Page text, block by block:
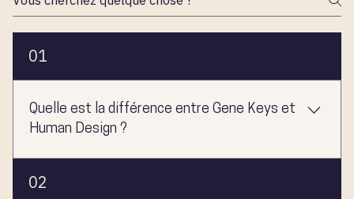
01
Quelle est la différence entre Gene Keys et
Human Design ?
carte opérationnelle). Les Gene Keys proposent une voie
02